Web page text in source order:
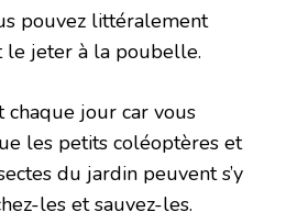
pouvez littéralement
le jeter à la poubelle.
chaque jour car vous
les petits coléoptères et
du jardin peuvent s’y
les et sauvez-les.